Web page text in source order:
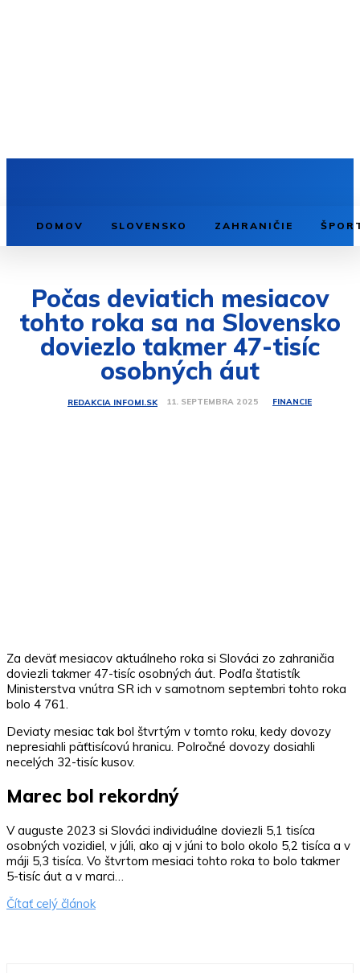
DOMOV SLOVENSKO ZAHRANIČIE
Počas deviatich mesiacov
tohto roka sa na Slovensko
doviezlo takmer 47-tisíc
osobných áut
REDAKCIA INFOMI.SK 11. SEPTEMBRA 2025 FINANCIE
Za deväť mesiacov aktuálneho roka si Slováci zo zahraničia
doviezli takmer 47-tisíc osobných áut. Podľa štatistík
Ministerstva vnútra SR ich v samotnom septembri tohto roka
bolo 4 761.
Deviaty mesiac tak bol štvrtým v tomto roku, kedy dovozy
nepresiahli päťtisícovú hranicu. Polročné dovozy dosiahli
necelých 32-tisíc kusov.
Marec bol rekordný
V auguste 2023 si Slováci individuálne doviezli 5,1 tisíca
osobných vozidiel, v júli, ako aj v júni to bolo okolo 5,2 tisíca a v
máji 5,3 tisíca. Vo štvrtom mesiaci tohto roka to bolo takmer
5-tisíc áut a v marci…
Čítať celý článok